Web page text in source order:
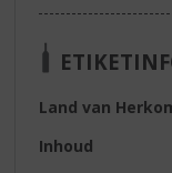
Land van
Inhoud